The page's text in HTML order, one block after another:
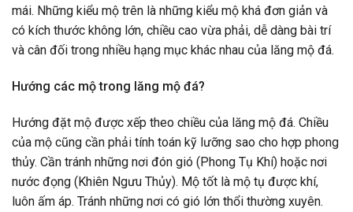
mái. Những kiểu mộ trên là những kiểu mộ khá đơn giản và
có kích thước không lớn, chiều cao vừa phải, dễ dàng bài trí
và cân đối trong nhiều hạng mục khác nhau của lăng mộ đá.
Hướng các mộ trong lăng mộ đá?
Hướng đặt mộ được xếp theo chiều của lăng mộ đá. Chiều
của mộ cũng cần phải tính toán kỹ lưỡng sao cho hợp phong
thủy. Cần tránh những nơi đón gió (Phong Tụ Khí) hoặc nơi
nước đọng (Khiên Ngưu Thủy). Mộ tốt là mộ tụ được khí,
luôn ấm áp. Tránh những nơi có gió lớn thổi thường xuyên.